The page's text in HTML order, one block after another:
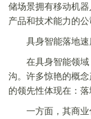
储场景拥有移动机
产品和技术能力的公
具身智能落地速
在具身智能领域
沟。许多惊艳的概
的领先性体现在：落
一方面，其商业